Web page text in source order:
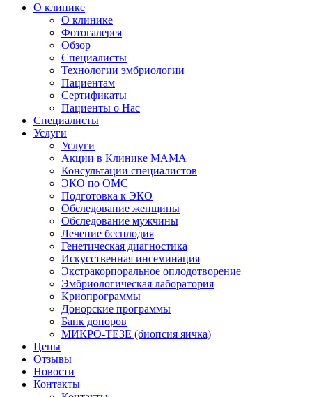
О клинике
О клинике
Фотогалерея
Обзор
Специалисты
Технологии эмбриологии
Пациентам
Сертификаты
Пациенты о Нас
Специалисты
Услуги
Услуги
Акции в Клинике МАМА
Консультации специалистов
ЭКО по ОМС
Подготовка к ЭКО
Обследование женщины
Обследование мужчины
Лечение бесплодия
Генетическая диагностика
Искусственная инсеминация
Экстракорпоральное оплодотворение
Эмбриологическая лаборатория
Криопрограммы
Донорские программы
Банк доноров
МИКРО-ТЕЗЕ (биопсия яичка)
Цены
Отзывы
Новости
Контакты